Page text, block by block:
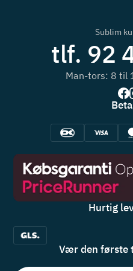
Sublim
tlf. 92
Man-tors: 8 til
Hurtig
Vær den første